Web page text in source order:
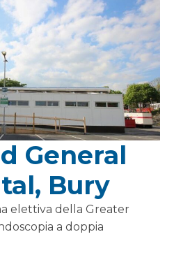
General
Bury
elettiva della Greater
a doppia